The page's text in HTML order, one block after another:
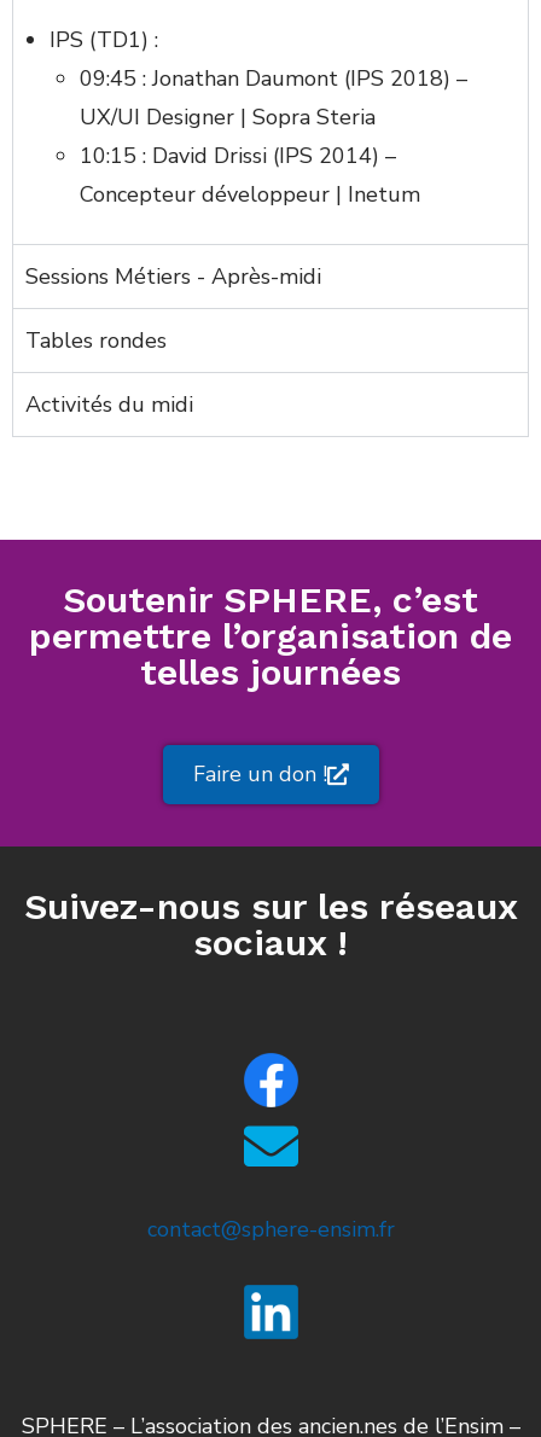
IPS (TD1) :
09:45 : Jonathan Daumont (IPS 2018) –
UX/UI Designer | Sopra Steria
10:15 : David Drissi (IPS 2014) –
Concepteur développeur | Inetum
Sessions Métiers - Après-midi
Tables rondes
Activités du midi
Soutenir SPHERE, c’est
permettre l’organisation de
telles journées
Faire un don !
Suivez-nous sur les réseaux
sociaux !
contact@sphere-ensim.fr
SPHERE – L’association des ancien.nes de l’Ensim –